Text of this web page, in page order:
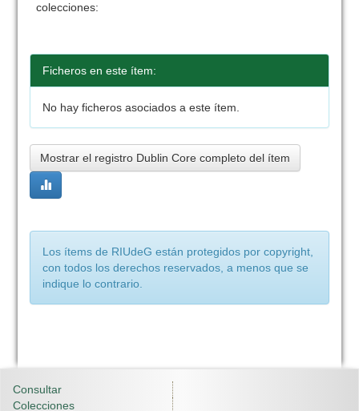
colecciones:
Ficheros en este ítem:
No hay ficheros asociados a este ítem.
Mostrar el registro Dublin Core completo del ítem
Los ítems de RIUdeG están protegidos por copyright,
con todos los derechos reservados, a menos que se
indique lo contrario.
Consultar
Colecciones